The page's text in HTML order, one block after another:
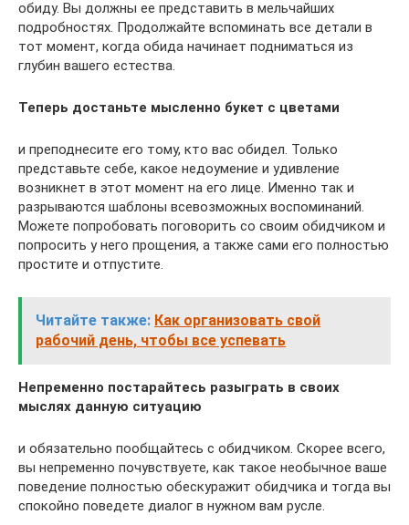
обиду. Вы должны ее представить в мельчайших
подробностях. Продолжайте вспоминать все детали в
тот момент, когда обида начинает подниматься из
глубин вашего естества.
Теперь достаньте мысленно букет с цветами
и преподнесите его тому, кто вас обидел. Только
представьте себе, какое недоумение и удивление
возникнет в этот момент на его лице. Именно так и
разрываются шаблоны всевозможных воспоминаний.
Можете попробовать поговорить со своим обидчиком и
попросить у него прощения, а также сами его полностью
простите и отпустите.
Читайте также: Как организовать свой
рабочий день, чтобы все успевать
Непременно постарайтесь разыграть в своих
мыслях данную ситуацию
и обязательно пообщайтесь с обидчиком. Скорее всего,
вы непременно почувствуете, как такое необычное ваше
поведение полностью обескуражит обидчика и тогда вы
спокойно поведете диалог в нужном вам русле.